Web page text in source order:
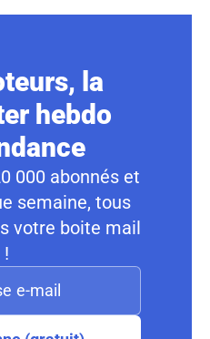
la
hebdo
000 abonnés et
semaine, tous
votre boite mail
!